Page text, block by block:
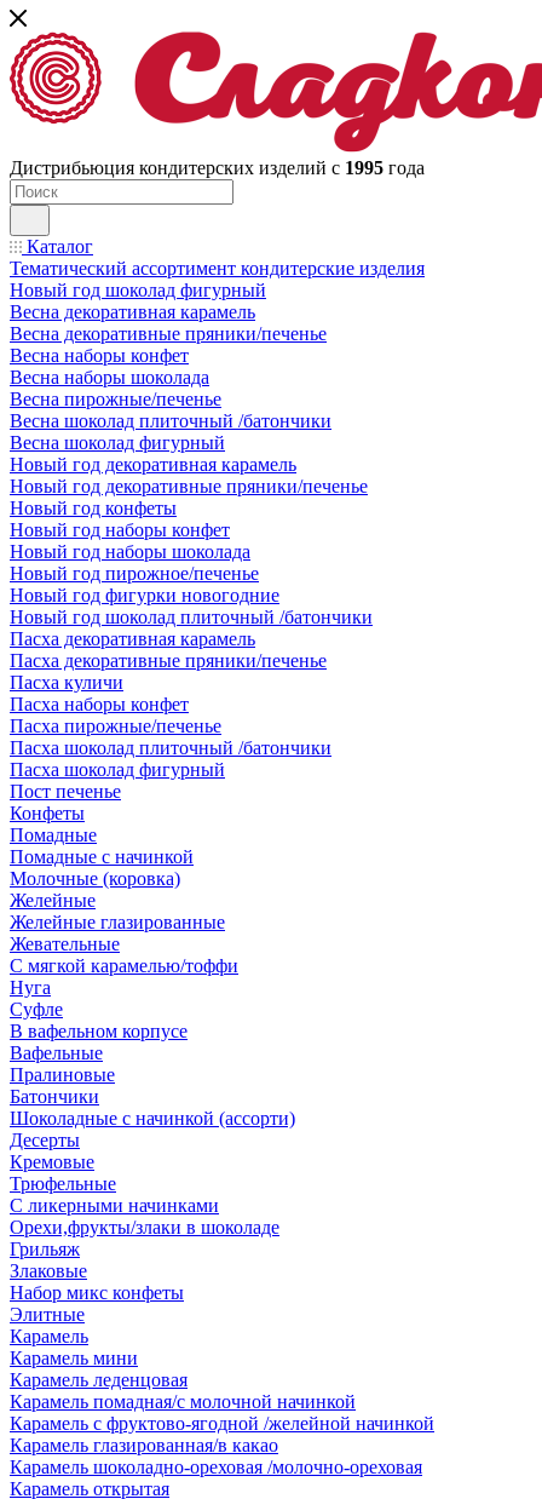
Дистрибьюция кондитерских изделий с 1995 года
Каталог
Тематический ассортимент кондитерские изделия
Новый год шоколад фигурный
Весна декоративная карамель
Весна декоративные пряники/печенье
Весна наборы конфет
Весна наборы шоколада
Весна пирожные/печенье
Весна шоколад плиточный /батончики
Весна шоколад фигурный
Новый год декоративная карамель
Новый год декоративные пряники/печенье
Новый год конфеты
Новый год наборы конфет
Новый год наборы шоколада
Новый год пирожное/печенье
Новый год фигурки новогодние
Новый год шоколад плиточный /батончики
Пасха декоративная карамель
Пасха декоративные пряники/печенье
Пасха куличи
Пасха наборы конфет
Пасха пирожные/печенье
Пасха шоколад плиточный /батончики
Пасха шоколад фигурный
Пост печенье
Конфеты
Помадные
Помадные с начинкой
Молочные (коровка)
Желейные
Желейные глазированные
Жевательные
С мягкой карамелью/тоффи
Нуга
Суфле
В вафельном корпусе
Вафельные
Пралиновые
Батончики
Шоколадные с начинкой (ассорти)
Десерты
Кремовые
Трюфельные
С ликерными начинками
Орехи,фрукты/злаки в шоколаде
Грильяж
Злаковые
Набор микс конфеты
Элитные
Карамель
Карамель мини
Карамель леденцовая
Карамель помадная/с молочной начинкой
Карамель с фруктово-ягодной /желейной начинкой
Карамель глазированная/в какао
Карамель шоколадно-ореховая /молочно-ореховая
Карамель открытая